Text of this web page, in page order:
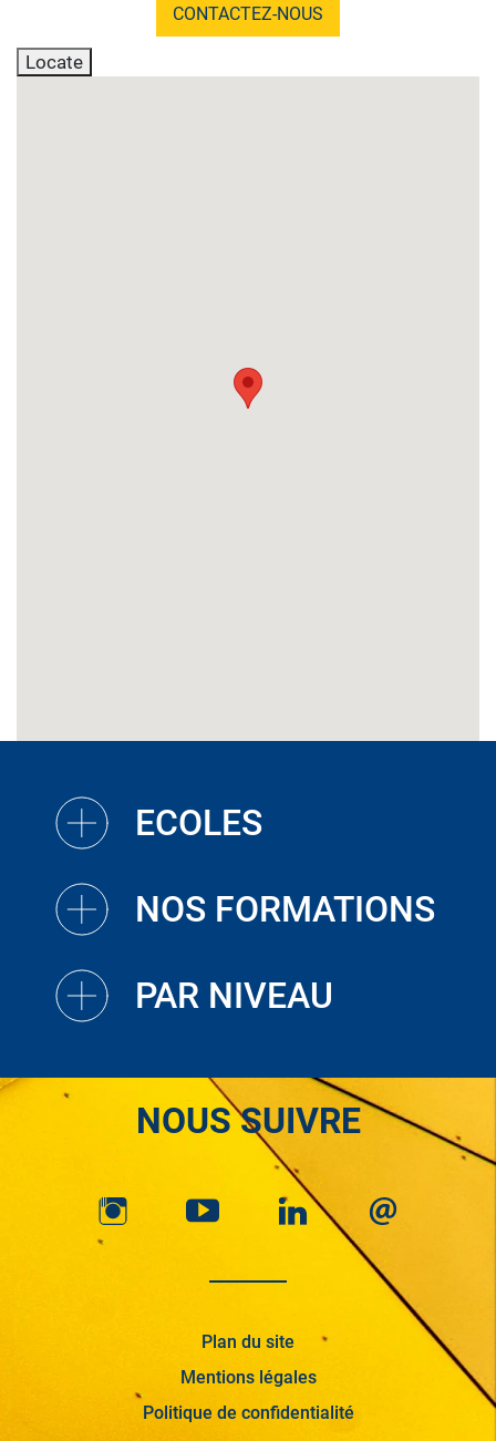
CONTACTEZ-NOUS
Locate
ECOLES
NOS FORMATIONS
PAR NIVEAU
NOUS SUIVRE
Plan du site
Mentions légales
Politique de confidentialité